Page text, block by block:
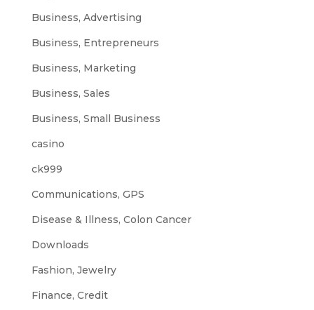
Business, Advertising
Business, Entrepreneurs
Business, Marketing
Business, Sales
Business, Small Business
casino
ck999
Communications, GPS
Disease & Illness, Colon Cancer
Downloads
Fashion, Jewelry
Finance, Credit